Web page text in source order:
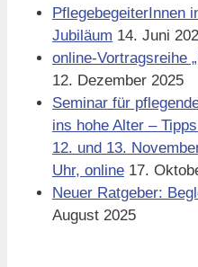
PflegebegeiterInnen
Jubiläum 14. Juni
online-Vortragsreihe
12. Dezember 2025
Seminar für
ins hohe Alter –
12. und 13.
Uhr, online 17.
Neuer Ratgeber:
August 2025